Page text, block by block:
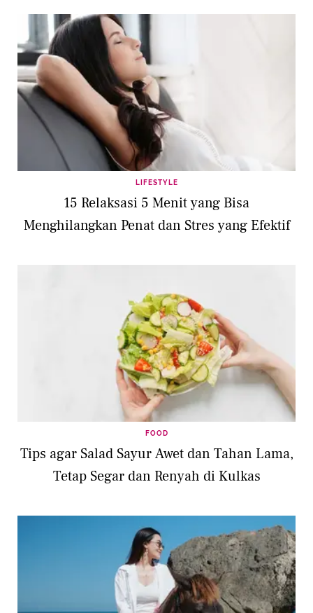
LIFESTYLE
15 Relaksasi 5 Menit yang Bisa
Menghilangkan Penat dan Stres yang Efektif
FOOD
Tips agar Salad Sayur Awet dan Tahan Lama,
Tetap Segar dan Renyah di Kulkas